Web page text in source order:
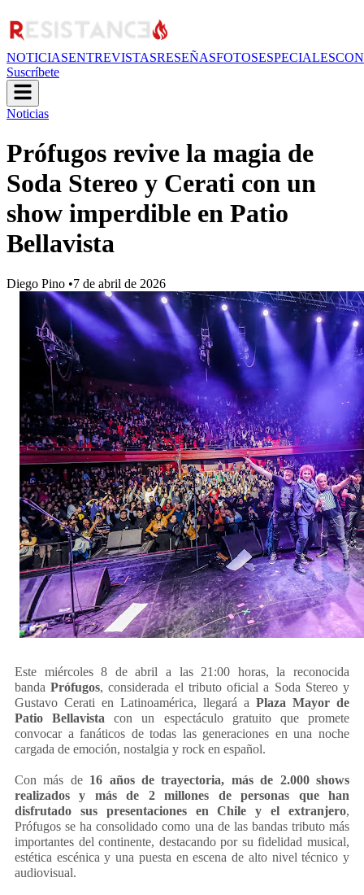
NOTICIASENTREVISTASRESEÑASFOTOSESPECIALES
Suscríbete
Noticias
Prófugos revive la magia de
Soda Stereo y Cerati con un
show imperdible en Patio
Bellavista
Diego Pino •7 de abril de 2026
Este miércoles 8 de abril a las 21:00 horas, la reconocida
bandaPrófugos, considerada el tributo oficial a Soda Stereo y
Gustavo Cerati en Latinoamérica, llegará a Plaza Mayor de
Patio Bellavista con un espectáculo gratuito que promete
convocar a fanáticos de todas las generaciones en una noche
cargada de emoción, nostalgia y rock en español.
Con más de 16 años de trayectoria, más de 2.000 shows
realizados y más de 2 millones de personas que han
disfrutado sus presentaciones en Chile y el extranjero,
Prófugos se ha consolidado como una de las bandas tributo más
importantes del continente, destacando por su fidelidad musical,
estética escénica y una puesta en escena de alto nivel técnico y
audiovisual.